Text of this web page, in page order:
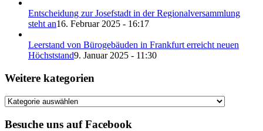
Entscheidung zur Josefstadt in der Regionalversammlung
steht an16. Februar 2025 - 16:17
Leerstand von Bürogebäuden in Frankfurt erreicht neuen
Höchststand9. Januar 2025 - 11:30
Weitere kategorien
Weitere
Besuche uns auf Facebook